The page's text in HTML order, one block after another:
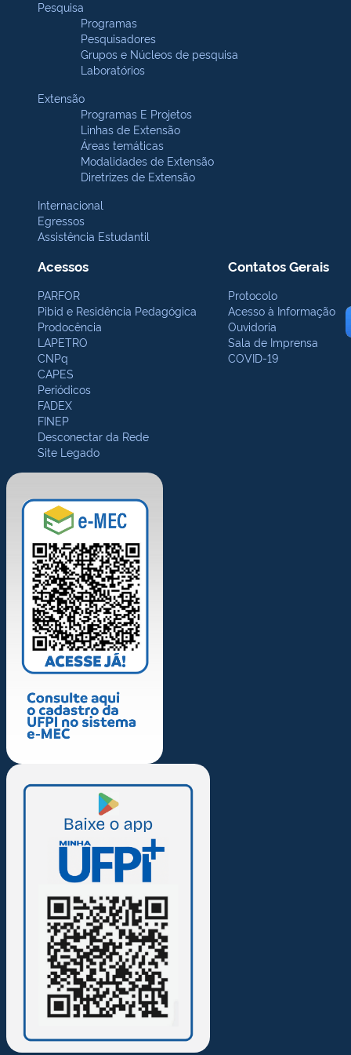
Pesquisa
Programas
Pesquisadores
Grupos e Núcleos de pesquisa
Laboratórios
Extensão
Programas E Projetos
Linhas de Extensão
Áreas temáticas
Modalidades de Extensão
Diretrizes de Extensão
Internacional
Egressos
Assistência Estudantil
Acessos
PARFOR
Pibid e Residência Pedagógica
Prodocência
LAPETRO
CNPq
CAPES
Periódicos
FADEX
FINEP
Desconectar da Rede
Site Legado
Contatos Gerais
Protocolo
Acesso à Informação
Ouvidoria
Sala de Imprensa
COVID-19